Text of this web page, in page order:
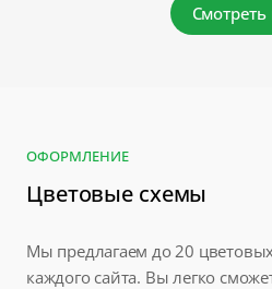
Смотреть
ОФОРМЛЕНИЕ
Цветовые схемы
Мы предлагаем до 20
каждого сайта. Вы легко